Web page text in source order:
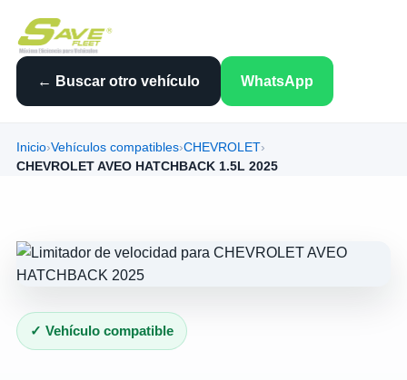
← Buscar otro vehículo WhatsApp
Inicio›Vehículos compatibles›CHEVROLET›
CHEVROLET AVEO HATCHBACK 1.5L 2025
✓ Vehículo compatible